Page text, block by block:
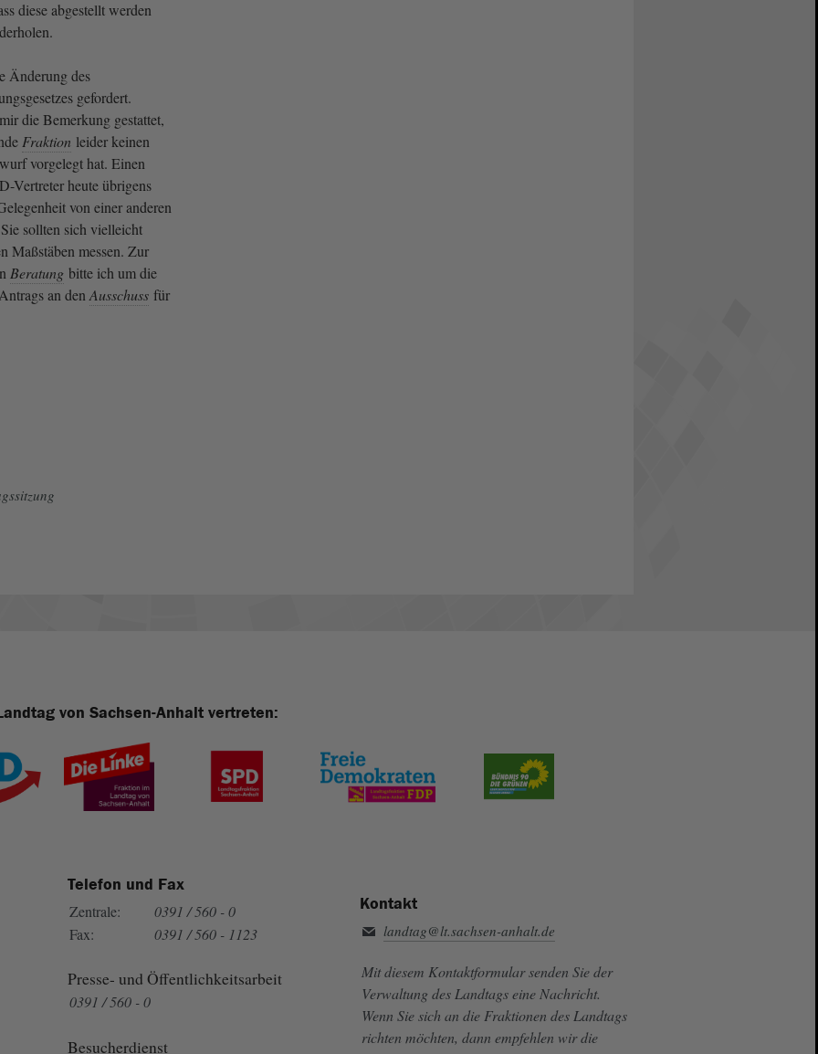
diese abgestellt werden
Änderung des
gefordert.
die Bemerkung gestattet,
Fraktion leider keinen
vorgelegt hat. Einen
Vertreter heute übrigens
von einer anderen
sollten sich vielleicht
Maßstäben messen. Zur
Beratung bitte ich um die
an den Ausschuss für
von Sachsen-Anhalt vertreten:
Telefon und Fax
Zentrale:
0391 / 560 - 0
Fax:
0391 / 560 - 1123
Presse- und Öffentlichkeitsarbeit
0391 / 560 - 0
Besucherdienst
Kontakt
landtag@lt.sachsen-anhalt.de
Mit diesem Kontaktformular senden Sie der
Verwaltung des Landtags eine Nachricht.
Wenn Sie sich an die Fraktionen des Landtags
richten möchten, dann empfehlen wir die